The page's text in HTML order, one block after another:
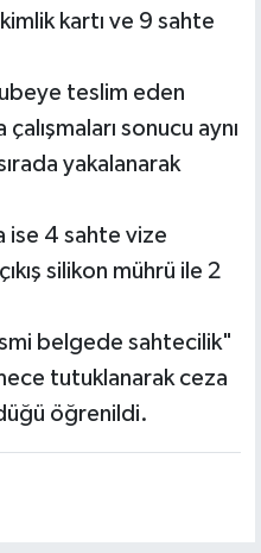
kartı ve 9 sahte
teslim eden
sonucu aynı
yakalanarak
ise 4 sahte vize
silikon mührü ile 2
belgede sahtecilik"
tutuklanarak ceza
öğrenildi.